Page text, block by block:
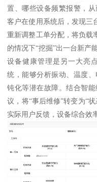
置、哪些设备频繁报警，
客户在使用系统后，发现三
重新调整工单分配，将负载
的情况下“挖掘”出一台新产能
设备健康管理是另一大亮
统，能够分析振动、温度
钝化等潜在故障。结合智
议，将“事后维修”转变为“
实际用户反馈，设备综合效